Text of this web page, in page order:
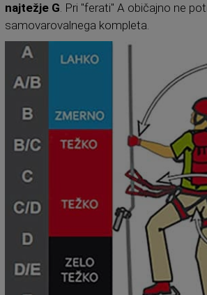
najtežje G. Pri "ferati" A običajno ne
samovarovalnega kompleta.